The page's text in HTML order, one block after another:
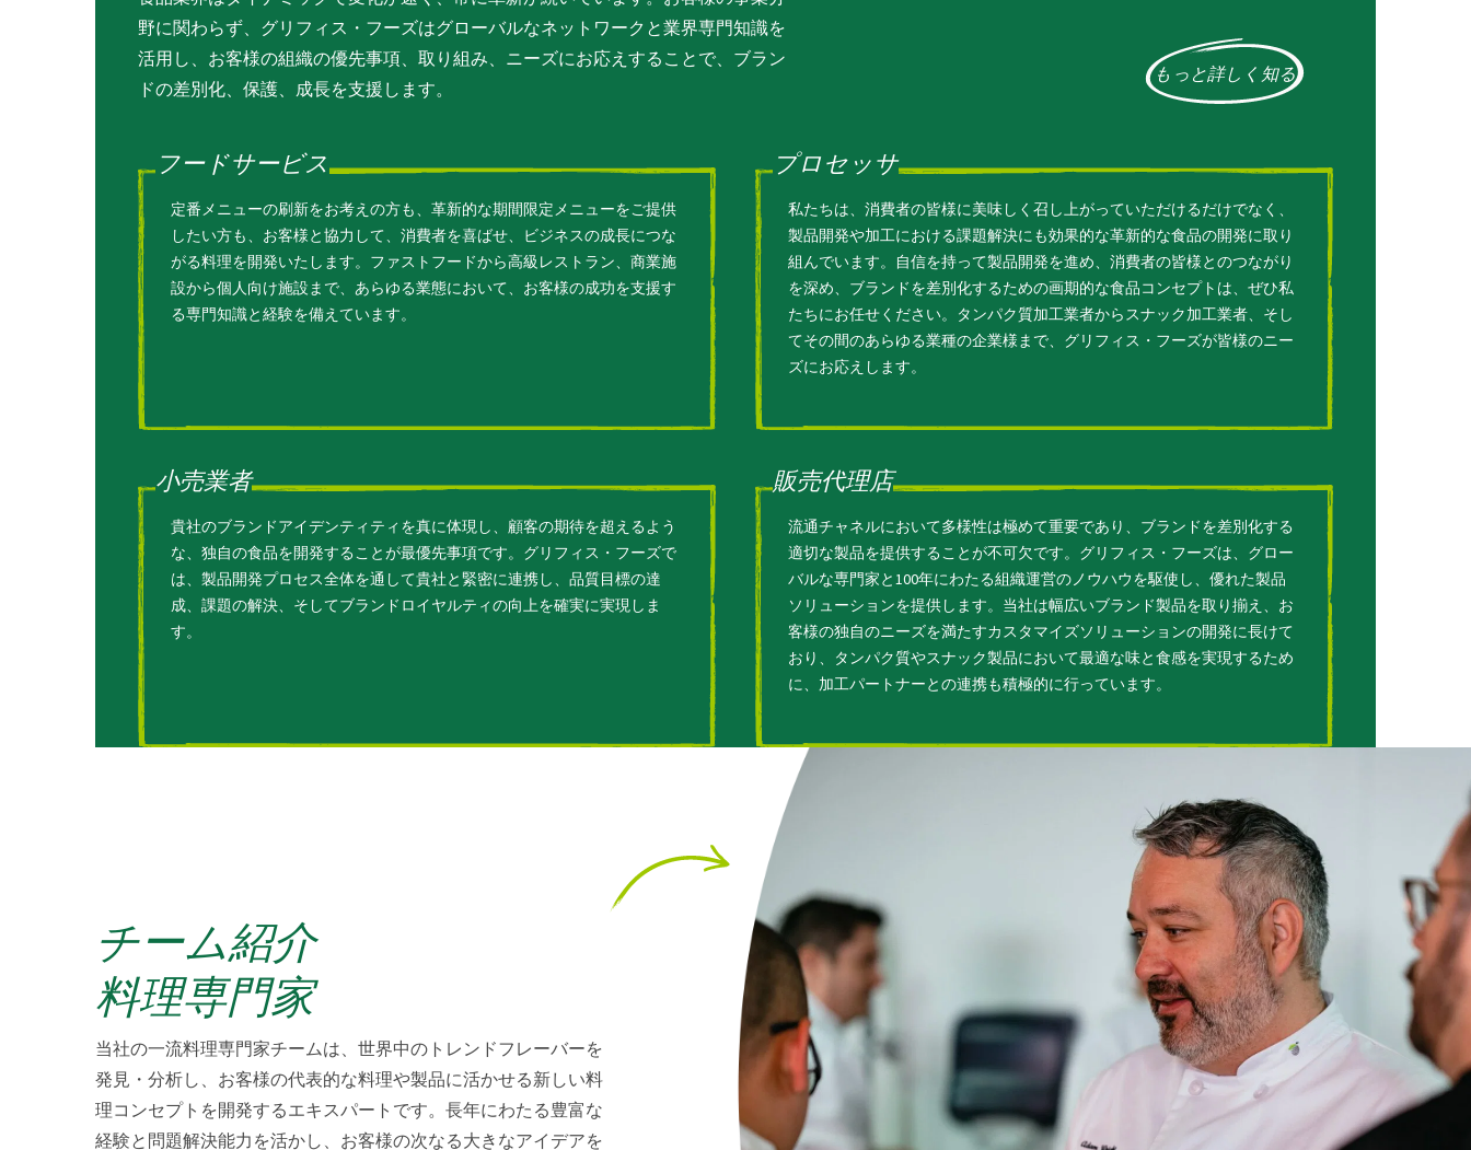
野に関わらず、グリフィス・フーズはグローバルなネットワークと業界専門知識を
活用し、お客様の組織の優先事項、取り組み、ニーズにお応えすることで、ブラン
ドの差別化、保護、成長を支援します。
もっと詳しく知る
フードサービス
定番メニューの刷新をお考えの方も、革新的な期間限定メニューをご提供
したい方も、お客様と協力して、消費者を喜ばせ、ビジネスの成長につな
がる料理を開発いたします。ファストフードから高級レストラン、商業施
設から個人向け施設まで、あらゆる業態において、お客様の成功を支援す
る専門知識と経験を備えています。
プロセッサ
私たちは、消費者の皆様に美味しく召し上がっていただけるだけでなく、
製品開発や加工における課題解決にも効果的な革新的な食品の開発に取り
組んでいます。自信を持って製品開発を進め、消費者の皆様とのつながり
を深め、ブランドを差別化するための画期的な食品コンセプトは、ぜひ私
たちにお任せください。タンパク質加工業者からスナック加工業者、そし
てその間のあらゆる業種の企業様まで、グリフィス・フーズが皆様のニー
ズにお応えします。
小売業者
貴社のブランドアイデンティティを真に体現し、顧客の期待を超えるよう
な、独自の食品を開発することが最優先事項です。グリフィス・フーズで
は、製品開発プロセス全体を通して貴社と緊密に連携し、品質目標の達
成、課題の解決、そしてブランドロイヤルティの向上を確実に実現しま
す。
販売代理店
流通チャネルにおいて多様性は極めて重要であり、ブランドを差別化する
適切な製品を提供することが不可欠です。グリフィス・フーズは、グロー
バルな専門家と100年にわたる組織運営のノウハウを駆使し、優れた製品
ソリューションを提供します。当社は幅広いブランド製品を取り揃え、お
客様の独自のニーズを満たすカスタマイズソリューションの開発に長けて
おり、タンパク質やスナック製品において最適な味と食感を実現するため
に、加工パートナーとの連携も積極的に行っています。
チーム紹介
料理専門家
当社の一流料理専門家チームは、世界中のトレンドフレーバーを
発見・分析し、お客様の代表的な料理や製品に活かせる新しい料
理コンセプトを開発するエキスパートです。長年にわたる豊富な
経験と問題解決能力を活かし、お客様の次なる大きなアイデアを